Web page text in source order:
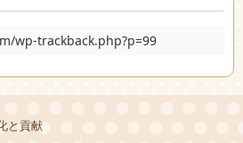
wp-trackback.php?p=99
と貢献